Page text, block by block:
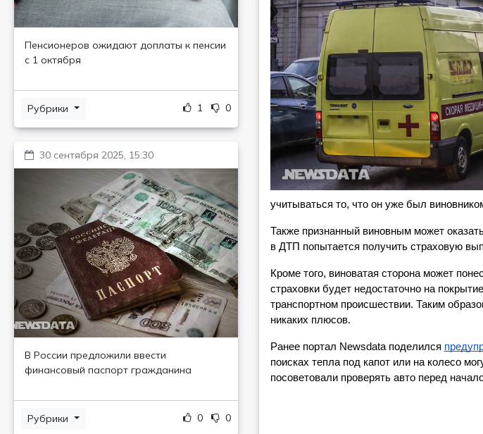
Пенсионеров ожидают доплаты к пенсии
с 1 октября
Рубрики 1 0
30 сентября 2025, 15:30
В России предложили ввести
финансовый паспорт гражданина
Рубрики 0 0
учитываться то, что он уже был
Также признанный виновным может
в ДТП попытается получить страховую
Кроме того, виноватая сторона может
страховки будет недостаточно на
транспортном происшествии. Таким
никаких плюсов.
Ранее портал Newsdata поделился
поисках тепла под капот или на колесо
посоветовали проверять авто перед